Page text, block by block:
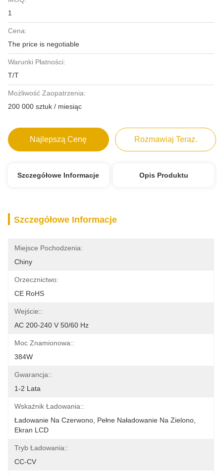
1
Cena:
The price is negotiable
Warunki Płatności:
T/T
Możliwość Zaopatrzenia:
200 000 sztuk / miesiąc
Najlepszą Cenę Rozmawiaj Teraz.
Szczegółowe Informacje Opis Produktu
Szczegółowe Informacje
Miejsce Pochodzenia:
Chiny
Orzecznictwo:
CE RoHS
Wejście::
AC 200-240 V 50/60 Hz
Moc Znamionowa::
384W
Gwarancja::
1-2 Lata
Wskaźnik Ładowania::
Ładowanie Na Czerwono, Pełne Naładowanie Na Zielono,
Ekran LCD
Tryb Ładowania::
CC-CV